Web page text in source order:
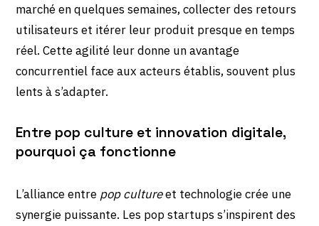
marché en quelques semaines, collecter des retours
utilisateurs et itérer leur produit presque en temps
réel. Cette agilité leur donne un avantage
concurrentiel face aux acteurs établis, souvent plus
lents à s’adapter.
Entre pop culture et innovation digitale,
pourquoi ça fonctionne
L’alliance entre pop cultureet technologie crée une
synergie puissante. Les pop startups s’inspirent des